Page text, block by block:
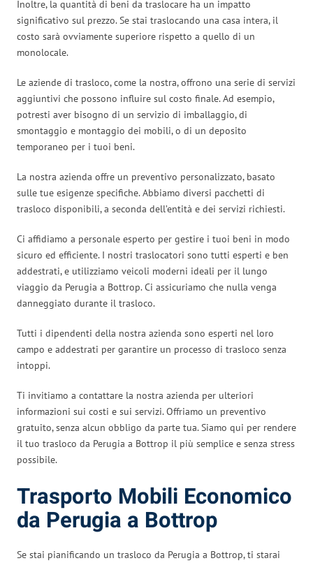
Inoltre, la quantità di beni da traslocare ha un impatto
significativo sul prezzo. Se stai traslocando una casa intera, il
costo sarà ovviamente superiore rispetto a quello di un
monolocale.
Le aziende di trasloco, come la nostra, offrono una serie di servizi
aggiuntivi che possono influire sul costo finale. Ad esempio,
potresti aver bisogno di un servizio di imballaggio, di
smontaggio e montaggio dei mobili, o di un deposito
temporaneo per i tuoi beni.
La nostra azienda offre un preventivo personalizzato, basato
sulle tue esigenze specifiche. Abbiamo diversi pacchetti di
trasloco disponibili, a seconda dell’entità e dei servizi richiesti.
Ci affidiamo a personale esperto per gestire i tuoi beni in modo
sicuro ed efficiente. I nostri traslocatori sono tutti esperti e ben
addestrati, e utilizziamo veicoli moderni ideali per il lungo
viaggio da Perugia a Bottrop. Ci assicuriamo che nulla venga
danneggiato durante il trasloco.
Tutti i dipendenti della nostra azienda sono esperti nel loro
campo e addestrati per garantire un processo di trasloco senza
intoppi.
Ti invitiamo a contattare la nostra azienda per ulteriori
informazioni sui costi e sui servizi. Offriamo un preventivo
gratuito, senza alcun obbligo da parte tua. Siamo qui per rendere
il tuo trasloco da Perugia a Bottrop il più semplice e senza stress
possibile.
Trasporto Mobili Economico
da Perugia a Bottrop
Se stai pianificando un trasloco da Perugia a Bottrop, ti starai